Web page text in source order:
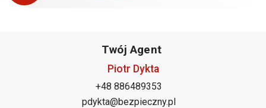
Twój Agent
Piotr Dykta
+48 886489353
pdykta@bezpieczny.pl